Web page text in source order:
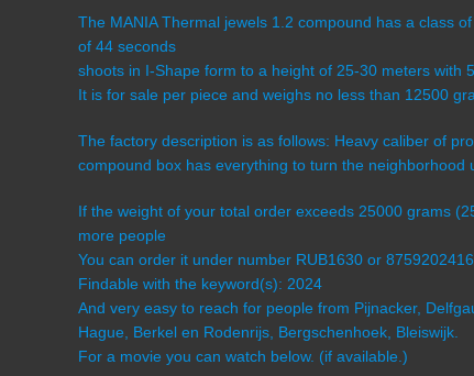
The MANIA Thermal jewels 1.2 compound has a class
of 44 seconds
shoots in I-Shape form to a height of 25-30 meters with
It is for sale per piece and weighs no less than 12500
The factory description is as follows: Heavy caliber of
compound box has everything to turn the neighborhood
If the weight of your total order exceeds 25000 grams
more people
You can order it under number RUB1630 or
Findable with the keyword(s): 2024
And very easy to reach for people from Pijnacker,
Hague, Berkel en Rodenrijs, Bergschenhoek, Bleiswijk.
For a movie you can watch below. (if available.)